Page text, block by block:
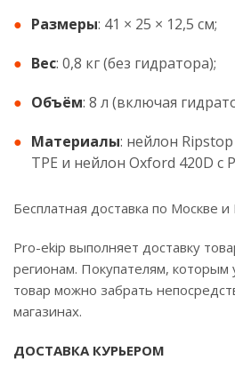
Размеры: 41 × 25 × 12,5 см;
Вес: 0,8 кг (без гидратора);
Объём: 8 л (включая
Материалы: нейлон
TPE и нейлон Oxford 420D с
Бесплатная доставка по Москве
Pro-ekip выполняет доставку
регионам. Покупателям, которым
товар можно забрать
магазинах.
ДОСТАВКА КУРЬЕРОМ